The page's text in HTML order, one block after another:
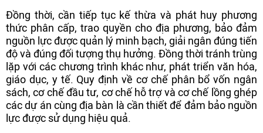
Đồng thời, cần tiếp tục kế thừa và phát huy phương
thức phân cấp, trao quyền cho địa phương, bảo đảm
nguồn lực được quản lý minh bạch, giải ngân đúng tiến
độ và đúng đối tượng thụ hưởng. Đồng thời tránh trùng
lặp với các chương trình khác như, phát triển văn hóa,
giáo dục, y tế. Quy định về cơ chế phân bổ vốn ngân
sách, cơ chế đầu tư, cơ chế hỗ trợ và cơ chế lồng ghép
các dự án cùng địa bàn là cần thiết để đảm bảo nguồn
lực được sử dụng hiệu quả.